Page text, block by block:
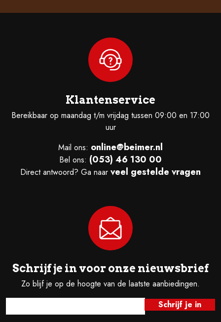
Klantenservice
Bereikbaar op maandag t/m vrijdag tussen 09:00 en 17:00
uur
Mail ons: online@beimer.nl
Bel ons: (053) 46 130 00
Direct antwoord? Ga naar veel gestelde vragen
Schrijf je in voor onze nieuwsbrief
Zo blijf je op de hoogte van de laatste aanbiedingen.